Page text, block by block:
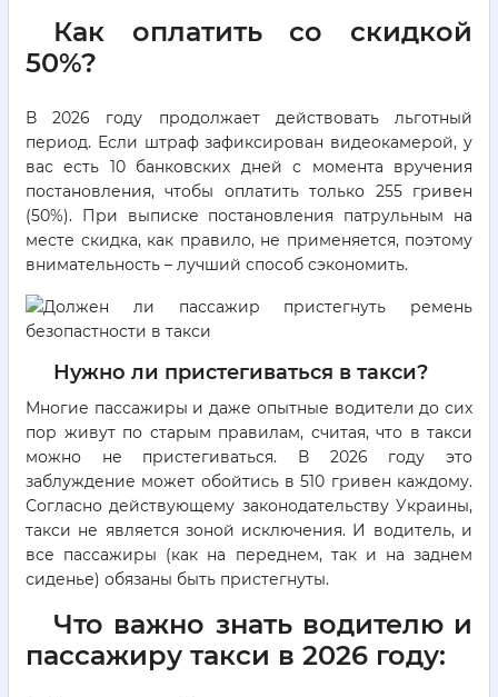
Как оплатить со скидкой
50%?
В 2026 году продолжает действовать льготный
период. Если штраф зафиксирован видеокамерой, у
вас есть 10 банковских дней с момента вручения
постановления, чтобы оплатить только 255 гривен
(50%). При выписке постановления патрульным на
месте скидка, как правило, не применяется, поэтому
внимательность – лучший способ сэкономить.
Нужно ли пристегиваться в такси?
Многие пассажиры и даже опытные водители до сих
пор живут по старым правилам, считая, что в такси
можно не пристегиваться. В 2026 году это
заблуждение может обойтись в 510 гривен каждому.
Согласно действующему законодательству Украины,
такси не является зоной исключения. И водитель, и
все пассажиры (как на переднем, так и на заднем
сиденье) обязаны быть пристегнуты.
Что важно знать водителю и
пассажиру такси в 2026 году: